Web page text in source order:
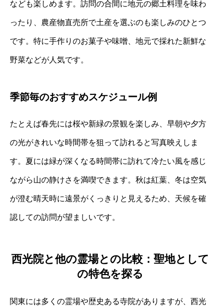
なども楽しめます。訪問の合間に地元の郷土料理を味わ
ったり、農産物直売所で土産を選ぶのも楽しみのひとつ
です。特に手作りのお菓子や味噌、地元で採れた新鮮な
野菜などが人気です。
季節毎のおすすめスケジュール例
たとえば春先には桜や新緑の景観を楽しみ、早朝や夕方
の光がきれいな時間帯を狙って訪れると写真映えしま
す。夏には緑が深くなる時間帯に訪れて冷たい風を感じ
ながら山の静けさを満喫できます。秋は紅葉、冬は空気
が澄む晴天時に遠景がくっきりと見えるため、天候を確
認しての訪問が望ましいです。
西光院と他の霊場との比較：聖地として
の特色を探る
関東には多くの霊場や歴史ある寺院がありますが、西光